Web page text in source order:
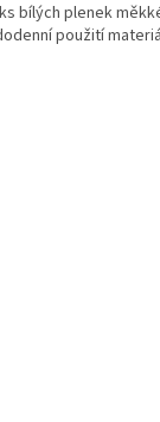
bílých plenek
použití